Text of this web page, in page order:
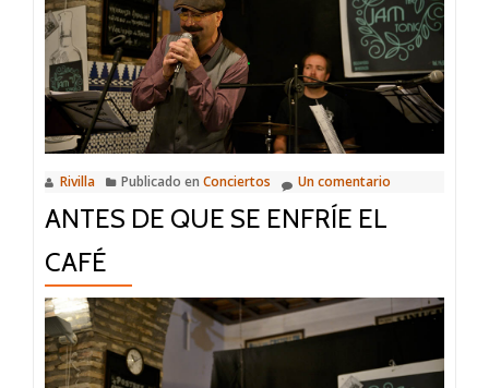
Rivilla Publicado en Conciertos Un comentario
ANTES DE QUE SE ENFRÍE EL
CAFÉ